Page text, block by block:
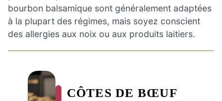
bourbon balsamique sont généralement adaptées
à la plupart des régimes, mais soyez conscient
des allergies aux noix ou aux produits laitiers.
CÔTES DE BŒUF